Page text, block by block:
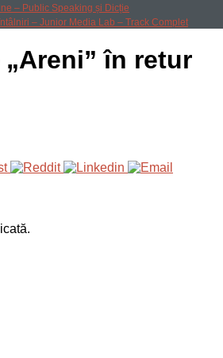
– Public Speaking și Dicție
– Junior Media Lab – Track Complet
în retur